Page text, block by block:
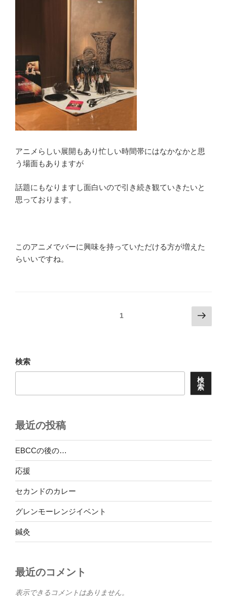
アニメらしい展開もあり忙しい時間帯にはなかなかと思
う場面もありますが
話題にもなりますし面白いので引き続き観ていきたいと
思っております。
このアニメでバーに興味を持っていただける方が増えた
らいいですね。
ビ
ゲ
シ
ン
1
次
の
検索
検
索
最近の投稿
EBCCの後の…
応援
セカンドのカレー
グレンモーレンジイベント
鍼灸
最近のコメント
表示できるコメントはありません。